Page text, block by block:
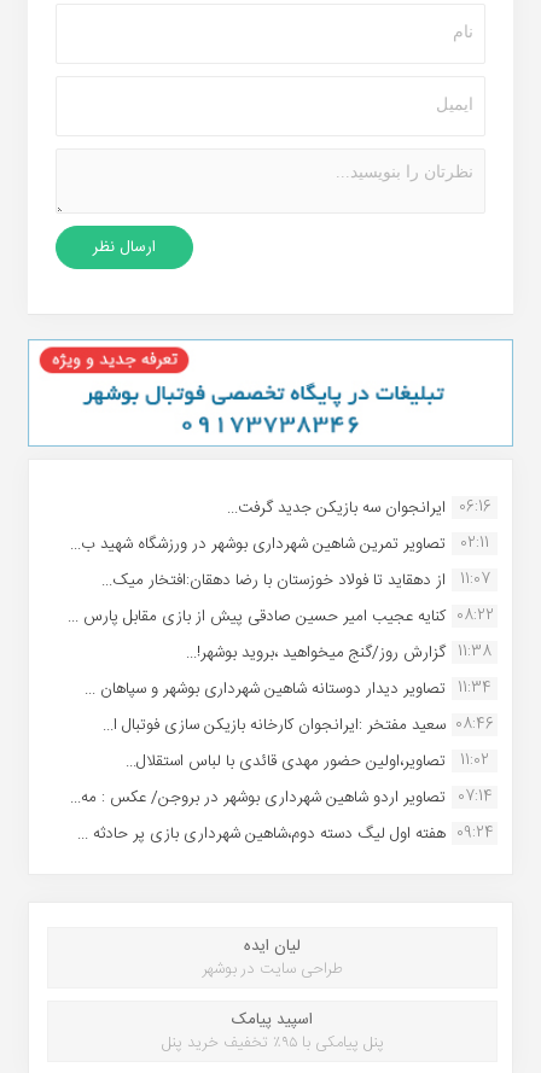
06:16 ایرانجوان سه بازیکن جدید گرفت...
02:11
تصاویر تمرین شاهین شهردارى بوشهر در ورزشگاه شهید ب...
11:07
از دهقاید تا فولاد خوزستان با رضا دهقان:افتخار میک...
08:22 کنایه عجیب امیر حسین صادقی پیش از بازی مقابل پارس ...
11:38 گزارش روز/گنج میخواهید ،بروید بوشهر!...
11:34 تصاویر دیدار دوستانه شاهین شهردارى بوشهر و سپاهان ...
08:46 سعید مفتخر :ایرانجوان کارخانه بازیکن سازی فوتبال ا...
11:02
تصاویر،اولین حضور مهدی قائدی با لباس استقلال...
07:14 تصاویر اردو شاهین شهرداری بوشهر در بروجن/ عکس : مه...
09:24 هفته اول لیگ دسته دوم،شاهین شهرداری بازی پر حادثه ...
لیان ایده
طراحی سایت در بوشهر
اسپید پیامک
پنل پیامکی با ۹۵٪ تخفیف خرید پنل